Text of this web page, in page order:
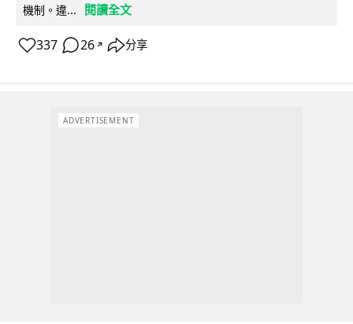
機制。違...
閱讀全文
337 26 ↗ 分享
ADVERTISEMENT